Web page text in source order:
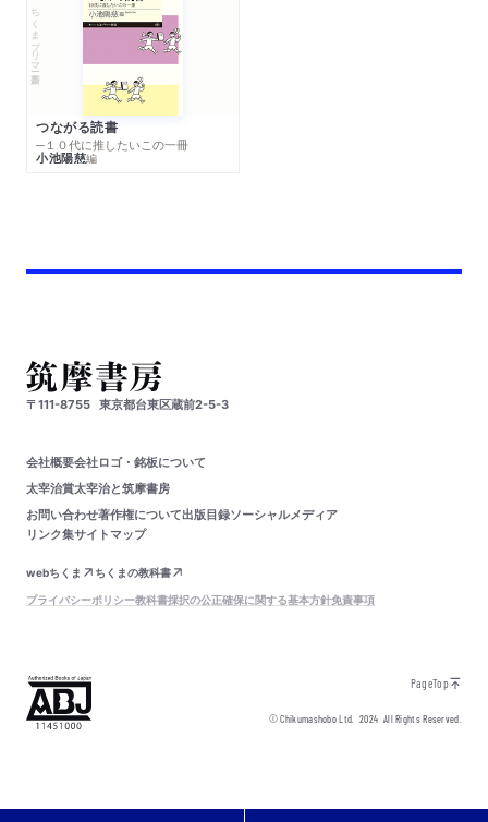
ちくまプリマー新書
つながる読書
─１０代に推したいこの一冊
小池陽慈編
〒111-8755 東京都台東区蔵前2-5-3
会社概要会社ロゴ・銘板について
太宰治賞太宰治と筑摩書房
お問い合わせ著作権について出版目録ソーシャルメディア
リンク集サイトマップ
webちくま
ちくまの教科書
プライバシーポリシー教科書採択の公正確保に関する基本方針免責事項
PageTop
© Chikumashobo Ltd.2024 All Rights Reserved.